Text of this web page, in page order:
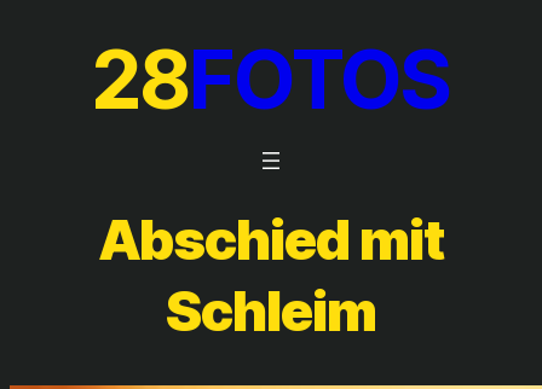
28FOTOS
Abschied mit
Schleim